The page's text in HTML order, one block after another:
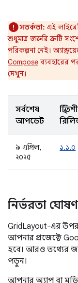
সতর্কতা: এই
শুধুমাত্র জরুরি ত্রুটি
পরিকল্পনা নেই।
Compose ব্যবহারের
দেখুন।
সর্বশেষ
আপডেট
৯ এপ্রিল,
২০২৫
১.১.০
নির্ভরতা
GridLayout-এর
আপনার প্রজেক্টে
হবে। আরও তথ্যের
পড়ুন।
আপনার অ্যাপ বা